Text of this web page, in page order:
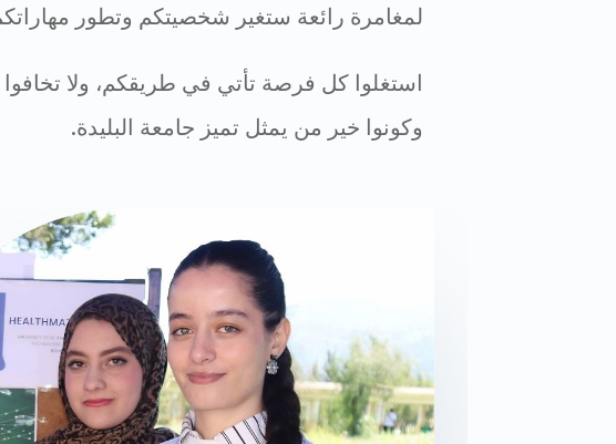
لمغامرة رائعة ستغير شخصيتكم وتطور
استغلوا كل فرصة تأتي في طريقكم، ولا
وكونوا خير من يمثل تميز جامعة البليدة.